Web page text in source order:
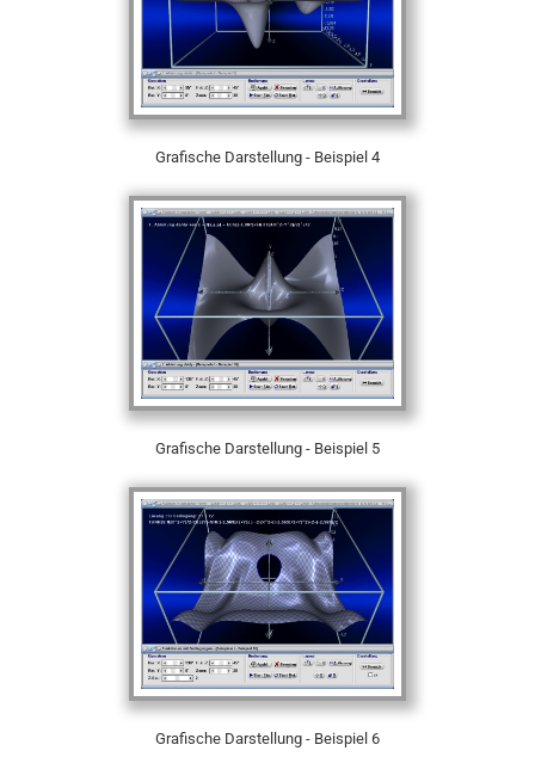
Grafische Darstellung - Beispiel 4
Grafische Darstellung - Beispiel 5
Grafische Darstellung - Beispiel 6